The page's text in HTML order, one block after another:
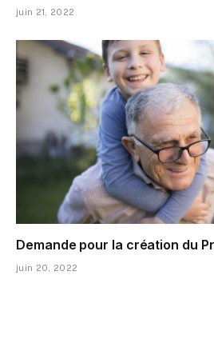
juin 21, 2022
Demande pour la création du
juin 20, 2022